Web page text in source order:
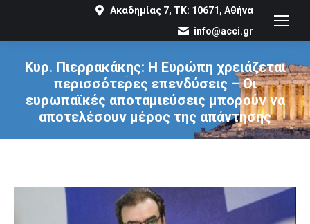
Ακαδημίας 7, ΤΚ: 10671, Αθήνα
info@acci.gr
Κυρ. Πιερρακάκης: Η Ευρώπη χρειάζεται
περισσότερες επενδύσεις – Οι
ευρωπαϊκές αποταμιεύσεις μπορούν να
αποτελέσουν μέρος της απάντησης
You are here: